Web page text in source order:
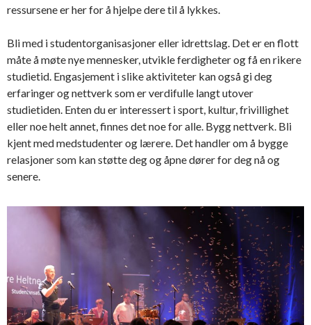
ressursene er her for å hjelpe dere til å lykkes.
Bli med i studentorganisasjoner eller idrettslag. Det er en flott
måte å møte nye mennesker, utvikle ferdigheter og få en rikere
studietid. Engasjement i slike aktiviteter kan også gi deg
erfaringer og nettverk som er verdifulle langt utover
studietiden. Enten du er interessert i sport, kultur, frivillighet
eller noe helt annet, finnes det noe for alle. Bygg nettverk. Bli
kjent med medstudenter og lærere. Det handler om å bygge
relasjoner som kan støtte deg og åpne dører for deg nå og
senere.